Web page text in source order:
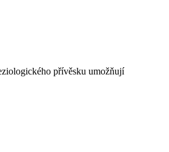
přívěsku umožňují